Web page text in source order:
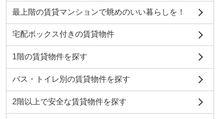
最上階の賃貸マンションで眺めのいい暮らしを！
宅配ボックス付きの賃貸物件
1階の賃貸物件を探す
バス・トイレ別の賃貸物件を探す
2階以上で安全な賃貸物件を探す